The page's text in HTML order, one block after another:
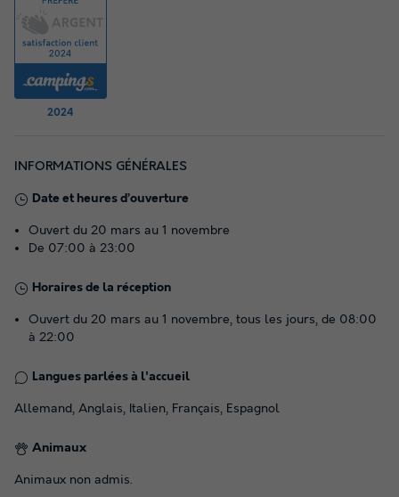
2024
INFORMATIONS GÉNÉRALES
Date et heures d’ouverture
Ouvert du 20 mars au 1 novembre
De 07:00 à 23:00
Horaires de la réception
Ouvert du 20 mars au 1 novembre, tous les jours, de 08:00
à 22:00
Langues parlées à l'accueil
Allemand, Anglais, Italien, Français, Espagnol
Animaux
Animaux non admis.